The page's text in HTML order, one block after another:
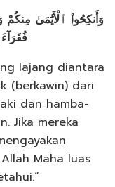
وَأَنكِحُوا۟ ٱلْأَيَٰمَىٰ
lajang diantara
(berkawin) dari
dan hamba-
Jika mereka
Maha luas